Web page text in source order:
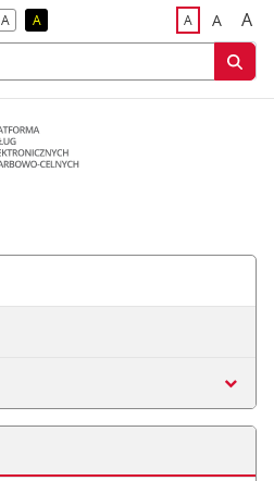
Akontrast domyślny
Akontrast żółty tekst na czarnym tle
Adomyślna
A A